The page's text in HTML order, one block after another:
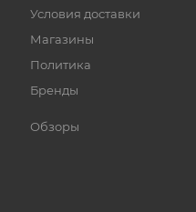
Условия доставки
Магазины
Политика
Бренды
Обзоры